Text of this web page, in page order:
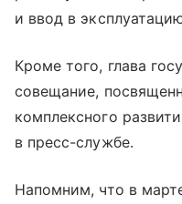
и ввод в
Кроме того, глава
совещание,
комплексного
в пресс-службе.
Напомним, что в